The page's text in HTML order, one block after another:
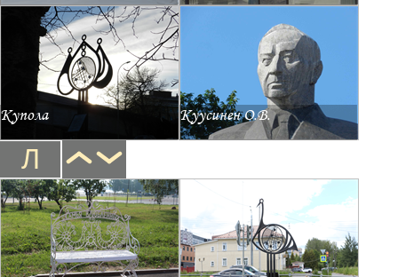
Купола Куусинен О.В.
Л